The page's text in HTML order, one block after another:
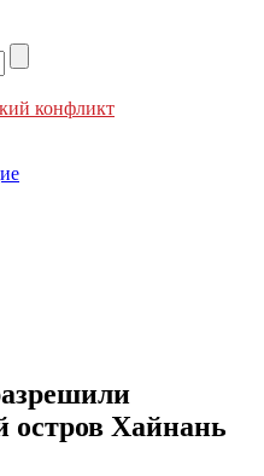
конфликт
остров Хайнань